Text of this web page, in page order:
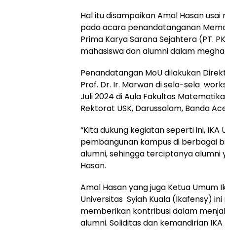
Hal itu disampaikan Amal Hasan
pada acara penandatanganan
Prima Karya Sarana Sejahtera (PT.
mahasiswa dan alumni dalam
Penandatangan MoU dilakukan
Prof. Dr. Ir. Marwan di sela-sela
Juli 2024 di Aula Fakultas
Rektorat USK, Darussalam, Banda
“Kita dukung kegiatan seperti ini,
pembangunan kampus di berbagai
alumni, sehingga terciptanya alumni
Hasan.
Amal Hasan yang juga Ketua Umum
Universitas Syiah Kuala (Ikafensy)
memberikan kontribusi dalam
alumni. Soliditas dan kemandirian